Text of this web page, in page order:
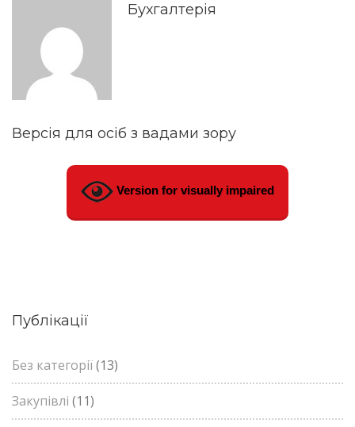
Бухгалтерія
Версія для осіб з вадами зору
Version for visually impaired
Публікації
Без категорії(13)
Закупівлі (11)